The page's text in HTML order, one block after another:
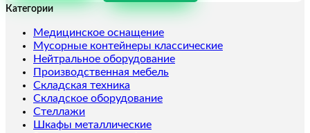
ТРШCп-
1,0-
У3
Н=12
м
Категории
Медицинское оснащение
Мусорные контейнеры классические
Нейтральное оборудование
Производственная мебель
Складская техника
Складское оборудование
Стеллажи
Шкафы металлические